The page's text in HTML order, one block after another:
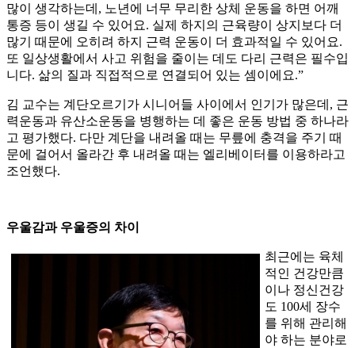
많이 생각하는데, 노년에 너무 무리한 상체 운동을 하면 어깨
통증 등이 생길 수 있어요. 실제 하지의 근육량이 상지보다 더
많기 때문에 오히려 하지 근력 운동이 더 효과적일 수 있어요.
또 일상생활에서 사고 위험을 줄이는 데도 다리 근력은 필수입
니다. 삶의 질과 직접적으로 연결되어 있는 셈이에요.”
김 교수는 계단오르기가 시니어들 사이에서 인기가 많은데, 근
력운동과 유산소운동을 병행하는 데 좋은 운동 방법 중 하나라
고 평가했다. 다만 계단을 내려올 때는 무릎에 충격을 주기 때
문에 걸어서 올라간 후 내려올 때는 엘리베이터를 이용하라고
조언했다.
우울감과 우울증의 차이
최근에는 육체
적인 건강만큼
이나 정신건강
도 100세 장수
를 위해 관리해
야 하는 분야로